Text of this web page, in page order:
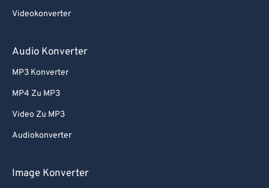
Videokonverter
Audio Konverter
MP3 Konverter
MP4 Zu MP3
Video Zu MP3
Audiokonverter
Image Konverter